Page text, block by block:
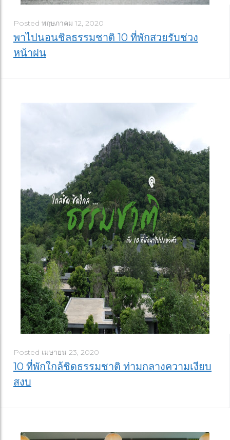
Posted พฤษภาคม 12, 2020
พาไปนอนชิลธรรมชาติ 10 ที่พักสวยรับช่วง
หน้าฝน
Posted เมษายน 23, 2020
10 ที่พักใกล้ชิดธรรมชาติ ท่ามกลางความเงียบ
สงบ